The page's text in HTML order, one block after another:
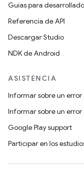
Guías para
Referencia de API
Descargar Studio
NDK de Android
ASISTENCIA
Informar sobre un
Informar sobre un
Google Play support
Participar en los